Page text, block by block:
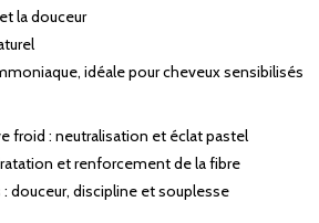
la douceur
idéale pour cheveux sensibilisés
froid : neutralisation et éclat pastel
et renforcement de la fibre
douceur, discipline et souplesse